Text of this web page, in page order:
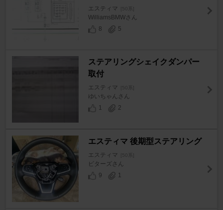
エスティマ [50系]
WilliamsBMWさん
8
5
ステアリングシェイクダンパー
取付
エスティマ [50系]
ゆいちゃんさん
1
2
エスティマ 後期型ステアリング
エスティマ [50系]
ビターズさん
9
1